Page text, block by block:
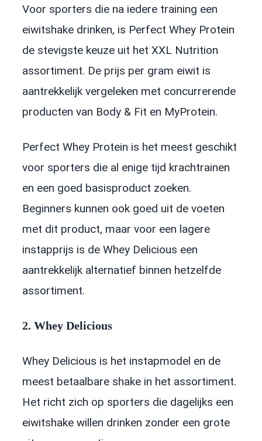
Voor sporters die na iedere training een
eiwitshake drinken, is Perfect Whey Protein
de stevigste keuze uit het XXL Nutrition
assortiment. De prijs per gram eiwit is
aantrekkelijk vergeleken met concurrerende
producten van Body & Fit en MyProtein.
Perfect Whey Protein is het meest geschikt
voor sporters die al enige tijd krachtrainen
en een goed basisproduct zoeken.
Beginners kunnen ook goed uit de voeten
met dit product, maar voor een lagere
instapprijs is de Whey Delicious een
aantrekkelijk alternatief binnen hetzelfde
assortiment.
2. Whey Delicious
Whey Delicious is het instapmodel en de
meest betaalbare shake in het assortiment.
Het richt zich op sporters die dagelijks een
eiwitshake willen drinken zonder een grote